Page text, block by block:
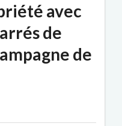
avec
de
de